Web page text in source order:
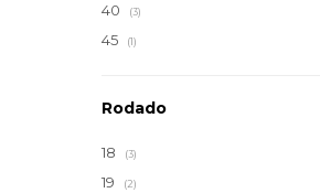
40 (3)
45 (1)
Rodado
18 (3)
19 (2)